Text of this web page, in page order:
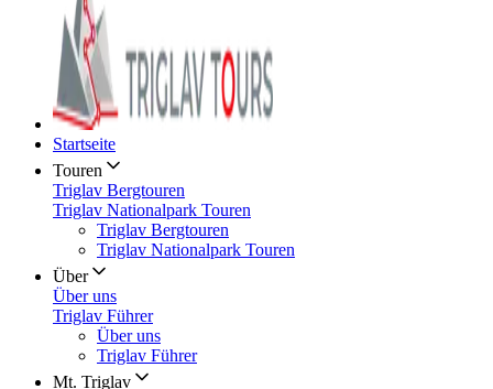
Startseite
Touren
Triglav Bergtouren
Triglav Nationalpark Touren
Triglav Bergtouren
Triglav Nationalpark Touren
Über
Über uns
Triglav Führer
Über uns
Triglav Führer
Mt. Triglav